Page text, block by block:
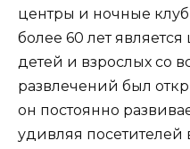
центры и ночные
более 60 лет
детей и взрослых со
развлечений был
он постоянно
удивляя